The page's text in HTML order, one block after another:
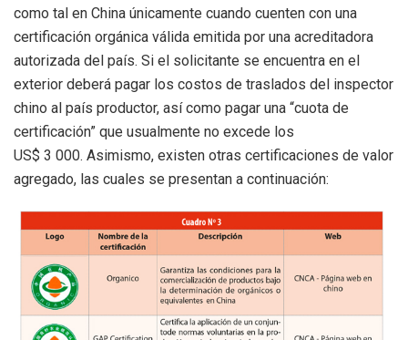
como tal en China únicamente cuando cuenten con una
certificación orgánica válida emitida por una acreditadora
autorizada del país. Si el solicitante se encuentra en el
exterior deberá pagar los costos de traslados del inspector
chino al país productor, así como pagar una “cuota de
certificación” que usualmente no excede los
US$ 3 000. Asimismo, existen otras certificaciones de valor
agregado, las cuales se presentan a continuación: